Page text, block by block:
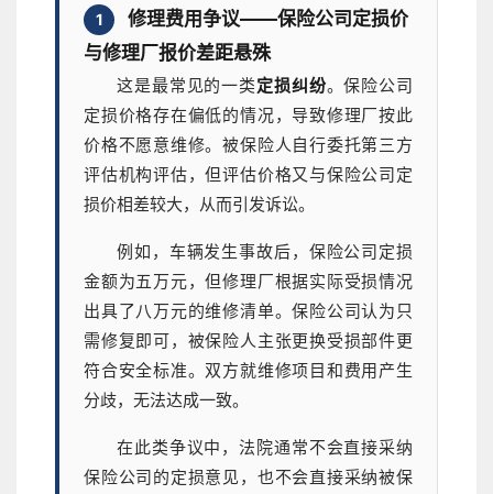
1
修理费用争议——保险公司定损价
与修理厂报价差距悬殊
这是最常见的一类定损纠纷。保险公司
定损价格存在偏低的情况，导致修理厂按此
价格不愿意维修。被保险人自行委托第三方
评估机构评估，但评估价格又与保险公司定
损价相差较大，从而引发诉讼。
例如，车辆发生事故后，保险公司定损
金额为五万元，但修理厂根据实际受损情况
出具了八万元的维修清单。保险公司认为只
需修复即可，被保险人主张更换受损部件更
符合安全标准。双方就维修项目和费用产生
分歧，无法达成一致。
在此类争议中，法院通常不会直接采纳
保险公司的定损意见，也不会直接采纳被保